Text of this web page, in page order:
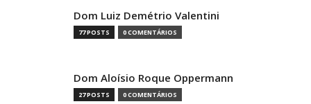
Dom Luiz Demétrio Valentini
77 POSTS 0 COMENTÁRIOS
Dom Aloísio Roque Oppermann
27 POSTS 0 COMENTÁRIOS